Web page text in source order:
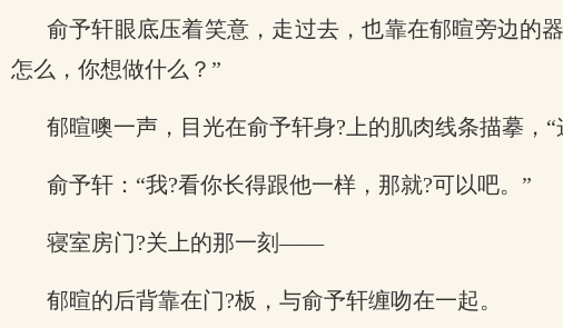
俞予轩眼底压着笑意，走过去，也靠在郁暄旁边的
怎么，你想做什么？”
郁暄噢一声，目光在俞予轩身?上的肌肉线条描摹
俞予轩：“我?看你长得跟他一样，那就?可以吧。”
寝室房门?关上的那一刻——
郁暄的后背靠在门?板，与俞予轩缠吻在一起。